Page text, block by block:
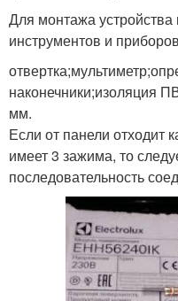
Для монтажа
инструментов и
наконечники;изоляция
мм.
Если от панели отходит
имеет 3 зажима, то
последовательность